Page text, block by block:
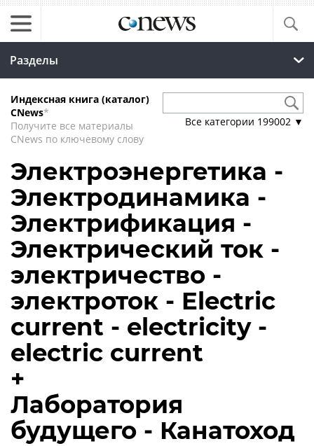
Разделы
Индексная книга (каталог)
CNews*
Получите все материалы
CNews по ключевому слову
Все категории 199002 ▼
Электроэнергетика -
Электродинамика -
Электрификация -
Электрический ток -
электричество -
электроток - Electric
current - electricity -
electric current
+
Лаборатория
будущего - Канатоход